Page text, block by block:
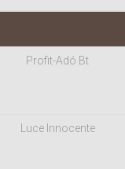
Profit-Adó Bt
Luce Innocente